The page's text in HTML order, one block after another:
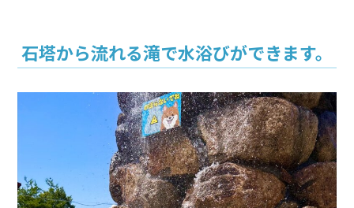
石塔から流れる滝で水浴びができます。